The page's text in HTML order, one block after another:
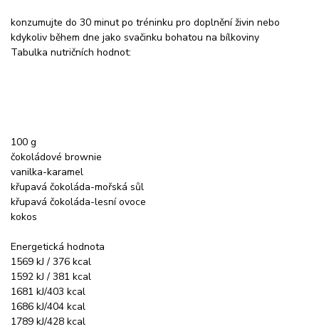
konzumujte do 30 minut po tréninku pro doplnění živin nebo
kdykoliv během dne jako svačinku bohatou na bílkoviny
Tabulka nutričních hodnot:
100 g
čokoládové brownie
vanilka-karamel
křupavá čokoláda-mořská sůl
křupavá čokoláda-lesní ovoce
kokos
Energetická hodnota
1569 kJ / 376 kcal
1592 kJ / 381 kcal
1681 kJ/403 kcal
1686 kJ/404 kcal
1789 kJ/428 kcal